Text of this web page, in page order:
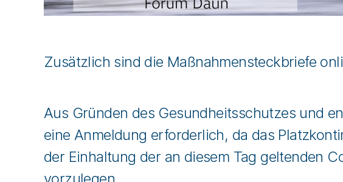
Zusätzlich sind die Maßnahmensteckbriefe
Aus Gründen des Gesundheitsschutzes und
eine Anmeldung erforderlich, da das
der Einhaltung der an diesem Tag geltenden